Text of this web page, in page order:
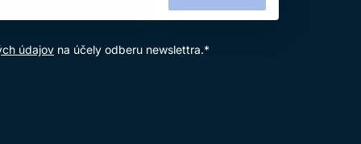
údajov na účely odberu newslettra.*